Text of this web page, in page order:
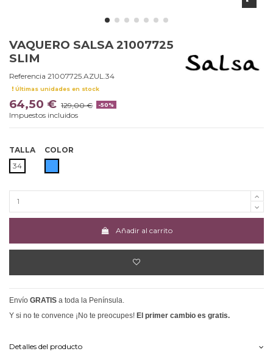
VAQUERO SALSA 21007725
SLIM
Referencia 21007725.AZUL.34
Últimas unidades en stock
64,50 € 129,00 € -50%
Impuestos incluidos
TALLA
34
COLOR
Añadir al carrito
Envío GRATIS a toda la Península.
Y si no te convence ¡No te preocupes! El primer cambio es gratis.
Detalles del producto